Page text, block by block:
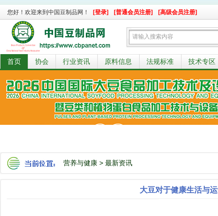
您好！欢迎来到中国豆制品网！ [登录] [普通会员注册] [高级会员注册]
首页 协会 行业资讯 原料信息 法规标准 技术专区
营养与健康 > 最新资讯
大豆对于健康生活与